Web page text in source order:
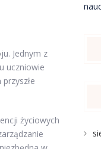
Jednym z
uczniowie
życiowych